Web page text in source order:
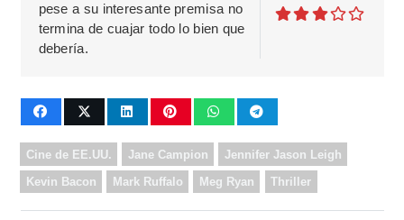
pese a su interesante premisa no
termina de cuajar todo lo bien que
debería.
Cine de EE.UU. Jane Campion Jennifer Jason Leigh
Kevin Bacon Mark Ruffalo Meg Ryan Thriller